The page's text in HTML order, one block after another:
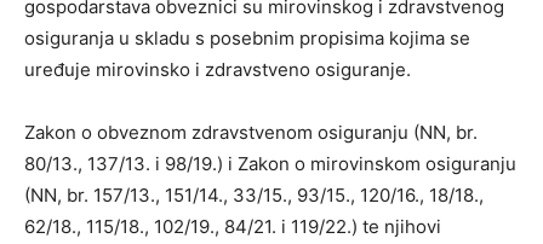
gospodarstava obveznici su mirovinskog i zdravstvenog
osiguranja u skladu s posebnim propisima kojima se
uređuje mirovinsko i zdravstveno osiguranje.
Zakon o obveznom zdravstvenom osiguranju (NN, br.
80/13., 137/13. i 98/19.) i Zakon o mirovinskom osiguranju
(NN, br. 157/13., 151/14., 33/15., 93/15., 120/16., 18/18.,
62/18., 115/18., 102/19., 84/21. i 119/22.) te njihovi